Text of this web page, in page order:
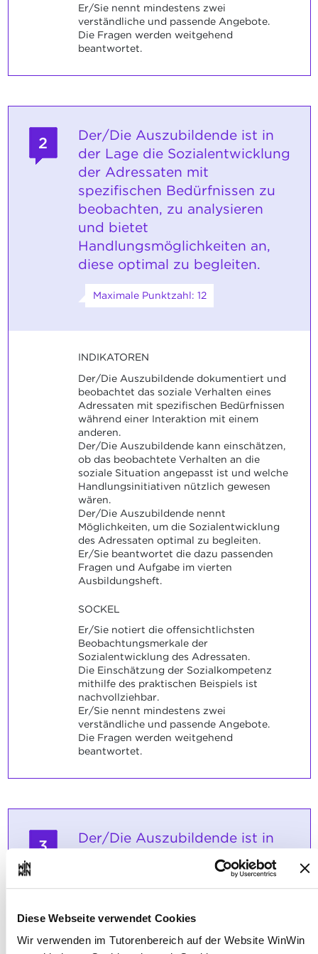
Diese Webseite verwendet Cookies
Wir verwenden im Tutorenbereich auf der Website WinWin
Er/Sie nennt mindestens zwei
verständliche und passende Angebote.
Die Fragen werden weitgehend
beantwortet.
2
Der/Die Auszubildende ist in
der Lage die Sozialentwicklung
der Adressaten mit
spezifischen Bedürfnissen zu
beobachten, zu analysieren
und bietet
Handlungsmöglichkeiten an,
diese optimal zu begleiten.
Maximale Punktzahl: 12
INDIKATOREN
Der/Die Auszubildende dokumentiert und
beobachtet das soziale Verhalten eines
Adressaten mit spezifischen Bedürfnissen
während einer Interaktion mit einem
anderen.
Der/Die Auszubildende kann einschätzen,
ob das beobachtete Verhalten an die
soziale Situation angepasst ist und welche
Handlungsinitiativen nützlich gewesen
wären.
Der/Die Auszubildende nennt
Möglichkeiten, um die Sozialentwicklung
des Adressaten optimal zu begleiten.
Er/Sie beantwortet die dazu passenden
Fragen und Aufgabe im vierten
Ausbildungsheft.
SOCKEL
Er/Sie notiert die offensichtlichsten
Beobachtungsmerkale der
Sozialentwicklung des Adressaten.
Die Einschätzung der Sozialkompetenz
mithilfe des praktischen Beispiels ist
nachvollziehbar.
Er/Sie nennt mindestens zwei
verständliche und passende Angebote.
Die Fragen werden weitgehend
beantwortet.
3
Der/Die Auszubildende ist in
der Lage Informationen über
seine/ihre Adressatengruppe
zu sammeln, die
Gruppenzusammensetzung zu
Handlungsalternativen zu